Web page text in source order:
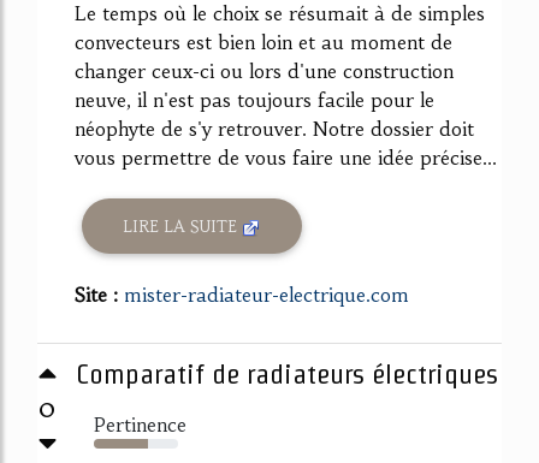
Le temps où le choix se résumait à de simples
convecteurs est bien loin et au moment de
changer ceux-ci ou lors d'une construction
neuve, il n'est pas toujours facile pour le
néophyte de s'y retrouver. Notre dossier doit
vous permettre de vous faire une idée précise...
LIRE LA SUITE
Site : mister-radiateur-electrique.com
0
Comparatif de radiateurs électriques
Pertinence
64%